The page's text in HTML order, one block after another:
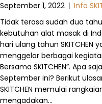
September 1, 2022 | Info
Tidak terasa sudah dua
kebutuhan alat masak di
hari ulang tahun SKITCHEN
menggelar berbagai
Bersama SKITCHEN”. Apa
September ini? Berikut
SKITCHEN memulai
mengadakan…